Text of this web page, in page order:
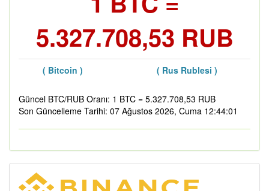
5.327.708,53 RUB
( Bitcoin ) ( Rus Rublesi )
Güncel BTC/RUB Oranı: 1 BTC = 5.327.708,53 RUB
Son Güncelleme Tarihi: 07 Ağustos 2026, Cuma 12:44:01